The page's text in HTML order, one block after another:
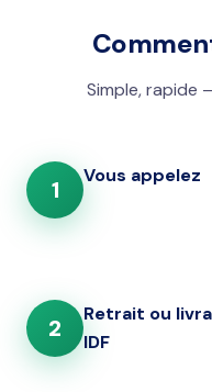
Simple, rapide
1 Vous appelez
2
Retrait ou
IDF